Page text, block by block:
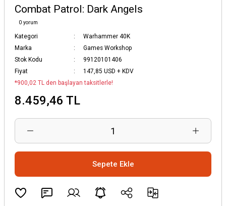
Combat Patrol: Dark Angels
0 yorum
Kategori
Warhammer 40K
Marka
Games Workshop
Stok Kodu
99120101406
Fiyat
147,85 USD + KDV
*900,02 TL den başlayan taksitlerle!
8.459,46 TL
Sepete Ekle